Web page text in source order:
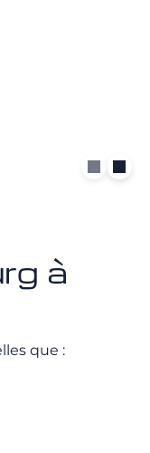
à
que :